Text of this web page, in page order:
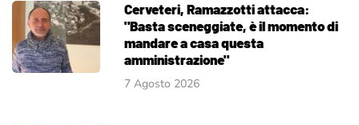
Cerveteri, Ramazzotti attacca:
"Basta sceneggiate, è il momento di
mandare a casa questa
amministrazione"
7 Agosto 2026